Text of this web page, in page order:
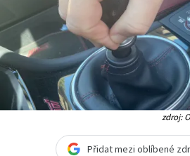
zdroj:
Přidat mezi oblíbené